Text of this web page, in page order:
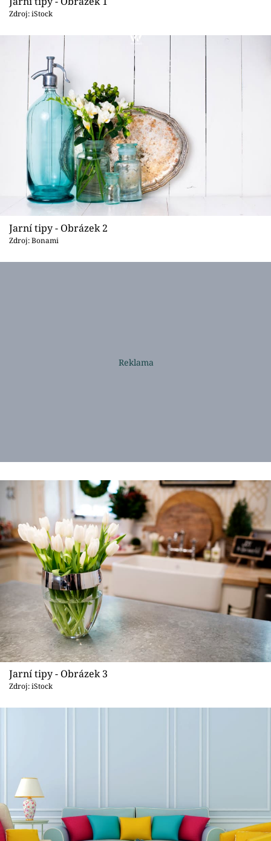
Přihlášení
Sledujte nás
Zdroj: iStock
Jarní tipy - Obrázek 2
Zdroj: Bonami
Jarní tipy - Obrázek 3
Zdroj: iStock